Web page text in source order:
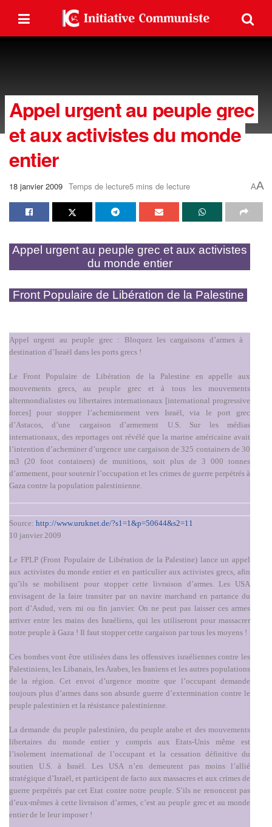
Appel urgent au peuple grec
et aux activistes du monde
entier
18 janvier 2009 Temps de lecture5 mins de lecture AA
Appel urgent au peuple grec et aux activistes
du monde entier
Front Populaire de Libération de la Palestine
Appel urgent au peuple grec : Bloquez les cargaisons d’armes à
destination d’Israël dans les ports grecs !
Le Front Populaire de Libération de la Palestine en appelle aux
mouvements grecs, au peuple grec et à tous les mouvements
altermondialistes ou libertaires internationaux [international progressive
forces] pour stopper l’acheminement vers Israël, via le port grec
d’Astacos, d’une cargaison d’armement U.S. Sur les médias
internationaux, des reportages ont révélé que la marine américaine avait
l’intention d’acheminer d’urgence une cargaison de 325 containers de 30
m3 (20 foot containers) de munitions, soit plus de 3 000 tonnes
d’armement, pour soutenir l’occupation et les crimes de guerre perpétrés à
Gaza contre la population palestinienne.
Source: http://www.uruknet.de/?s1=1&p=50644&s2=11
10 janvier 2009
Le FPLP (Front Populaire de Libération de la Palestine) lance un appel
aux activistes du monde entier et en particulier aux activistes grecs, afin
qu’ils se mobilisent pour stopper cette livraison d’armes. Les USA
envisagent de la faire transiter par un navire marchand en partance du
port d’Asdud, vers mi ou fin janvier. On ne peut pas laisser ces armes
arriver entre les mains des Israéliens, qui les utiliseront pour massacrer
notre peuple à Gaza ! Il faut stopper cette cargaison par tous les moyens !
Ces bombes vont être utilisées dans les offensives israéliennes contre les
Palestiniens, les Libanais, les Arabes, les Iraniens et les autres populations
de la région. Cet envoi d’urgence montre que l’occupant demande
toujours plus d’armes dans son absurde guerre d’extermination contre le
peuple palestinien et la résistance palestinienne.
La demande du peuple palestinien, du peuple arabe et des mouvements
libertaires du monde entier y compris aux Etats-Unis même est
l’isolement international de l’occupant et la cessation définitive du
soutien U.S. à Israël. Les USA n’en demeurent pas moins l’allié
stratégique d’Israël, et participent de facto aux massacres et aux crimes de
guerre perpétrés par cet Etat contre notre peuple. S’ils ne renoncent pas
d’eux-mêmes à cette livraison d’armes, c’est au peuple grec et au monde
entier de le leur imposer !